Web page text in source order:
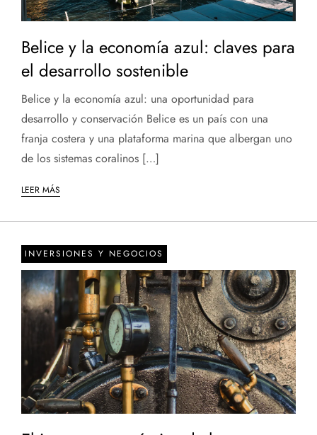
Belice y la economía azul: claves para
el desarrollo sostenible
Belice y la economía azul: una oportunidad para
desarrollo y conservación Belice es un país con una
franja costera y una plataforma marina que albergan uno
de los sistemas coralinos […]
LEER MÁS
INVERSIONES Y NEGOCIOS